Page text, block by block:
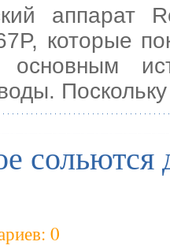
аппарат
которые
основным
сольются
0